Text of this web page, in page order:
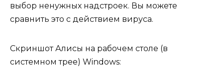
выбор ненужных надстроек. Вы можете
сравнить это с действием вируса.
Скриншот Алисы на рабочем столе (в
системном трее) Windows: